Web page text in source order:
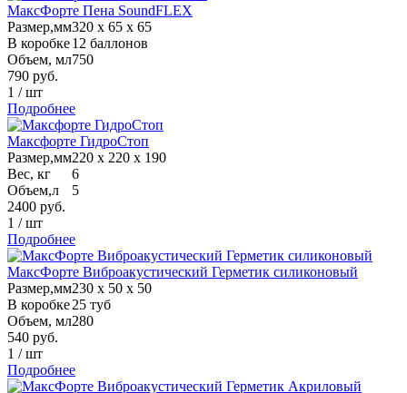
МаксФорте Пена SoundFLEX
Размер,мм320 х 65 х 65
В коробке12 баллонов
Объем, мл750
790 руб.
1 /шт
Подробнее
Максфорте ГидроСтоп
Размер,мм220 х 220 х 190
Вес, кг
6
Объем,л
5
2400 руб.
1 /шт
Подробнее
МаксФорте Виброакустический Герметик силиконовый
Размер,мм230 х 50 х 50
В коробке25 туб
Объем, мл280
540 руб.
1 /шт
Подробнее